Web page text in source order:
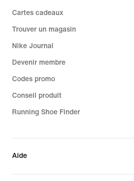
Cartes cadeaux
Trouver un magasin
Nike Journal
Devenir membre
Codes promo
Conseil produit
Running Shoe Finder
Aide